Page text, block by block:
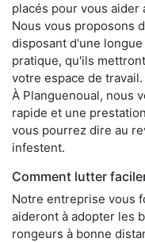
placés pour vous aider
Nous vous proposons
disposant d'une
pratique, qu'ils
votre espace de travail.
À Planguenoual, nous
rapide et une
vous pourrez dire au
infestent.
Comment lutter
Notre entreprise vous
aideront à adopter les
rongeurs à bonne